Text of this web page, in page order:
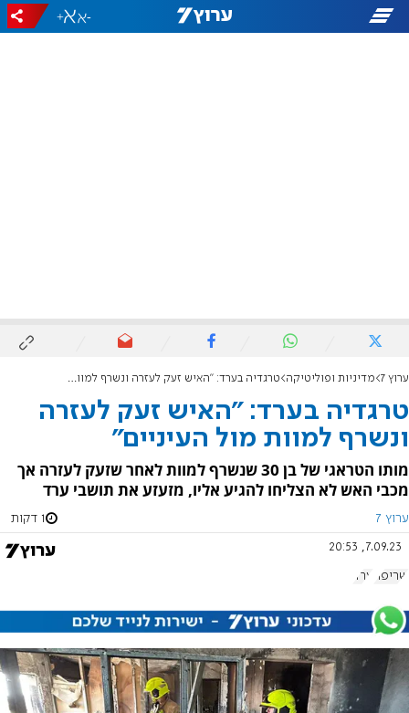
-
+
ערוץ 7 מדיניות ופוליטיקה טרגדיה בערד: "האיש זעק לעזרה ונשרף למוות מול העיניים"
טרגדיה בערד: "האיש זעק לעזרה
ונשרף למוות מול העיניים"
מותו הטראגי של בן 30 שנשרף למוות לאחר שזעק לעזרה אך
מכבי האש לא הצליחו להגיע אליו, מזעזע את תושבי ערד
ערוץ 7 1 דקות
7.09.23, 20:53
שריפה ערד